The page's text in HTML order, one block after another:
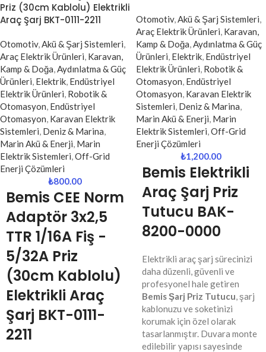
Priz (30cm Kablolu) Elektrikli
Araç Şarj BKT-0111-2211
Otomotiv,Akü & Şarj Sistemleri,
Araç Elektrik Ürünleri, Karavan,
Kamp & Doğa,Aydınlatma & Güç
Ürünleri, Elektrik, Endüstriyel
Elektrik Ürünleri, Robotik &
Otomasyon, Endüstriyel
Otomasyon, Karavan Elektrik
Sistemleri, Deniz & Marina,
Marin Akü & Enerji, Marin
Elektrik Sistemleri,Off-Grid
Enerji Çözümleri
₺800.00
Bemis CEE Norm
Adaptör 3x2,5
TTR 1/16A Fiş -
5/32A Priz
(30cm Kablolu)
Elektrikli Araç
Şarj BKT-0111-
2211
Otomotiv,Akü & Şarj Sistemleri,
Araç Elektrik Ürünleri, Karavan,
Kamp & Doğa,Aydınlatma & Güç
Ürünleri, Elektrik, Endüstriyel
Elektrik Ürünleri, Robotik &
Otomasyon, Endüstriyel
Otomasyon, Karavan Elektrik
Sistemleri, Deniz & Marina,
Marin Akü & Enerji, Marin
Elektrik Sistemleri,Off-Grid
Enerji Çözümleri
₺1,200.00
Bemis Elektrikli
Araç Şarj Priz
Tutucu BAK-
8200-0000
Elektrikli araç şarj sürecinizi
daha düzenli, güvenli ve
profesyonel hale getiren
Bemis Şarj Priz Tutucu, şarj
kablonuzu ve soketinizi
korumak için özel olarak
tasarlanmıştır. Duvara monte
edilebilir yapısı sayesinde